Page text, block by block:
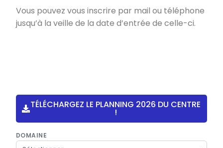
Vous pouvez vous inscrire par mail ou téléphone
jusqu’à la veille de la date d’entrée de celle-ci.
TÉLÉCHARGEZ LE PLANNING 2026 DU CENTRE
!
DOMAINE